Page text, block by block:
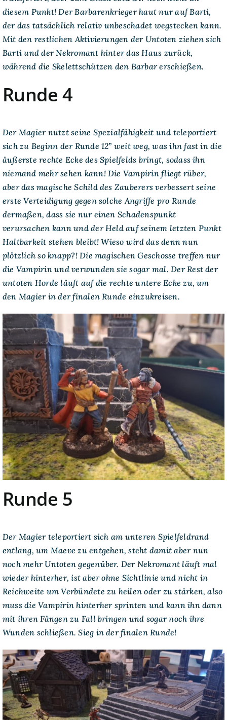
diesem Punkt! Der Barbarenkrieger haut nur auf Barti,
der das tatsächlich relativ unbeschadet wegstecken kann.
Mit den restlichen Aktivierungen der Untoten ziehen sich
Barti und der Nekromant hinter das Haus zurück,
während die Skelettschützen den Barbar erschießen.
Runde 4
Der Magier nutzt seine Spezialfähigkeit und teleportiert
sich zu Beginn der Runde 12” weit weg, was ihn fast in die
äußerste rechte Ecke des Spielfelds bringt, sodass ihn
niemand mehr sehen kann! Die Vampirin fliegt rüber,
aber das magische Schild des Zauberers verbessert seine
erste Verteidigung gegen solche Angriffe pro Runde
dermaßen, dass sie nur einen Schadenspunkt
verursachen kann und der Held auf seinem letzten Punkt
Haltbarkeit stehen bleibt! Wieso wird das denn nun
plötzlich so knapp?! Die magischen Geschosse treffen nur
die Vampirin und verwunden sie sogar mal. Der Rest der
untoten Horde läuft auf die rechte untere Ecke zu, um
den Magier in der finalen Runde einzukreisen.
Runde 5
Der Magier teleportiert sich am unteren Spielfeldrand
entlang, um Maeve zu entgehen, steht damit aber nun
noch mehr Untoten gegenüber. Der Nekromant läuft mal
wieder hinterher, ist aber ohne Sichtlinie und nicht in
Reichweite um Verbündete zu heilen oder zu stärken, also
muss die Vampirin hinterher sprinten und kann ihn dann
mit ihren Fängen zu Fall bringen und sogar noch ihre
Wunden schließen. Sieg in der finalen Runde!